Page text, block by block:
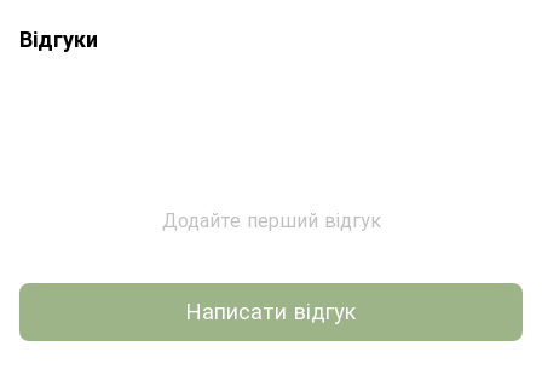
Відгуки
Додайте перший відгук
Написати відгук